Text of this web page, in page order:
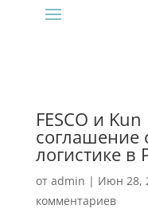
FESCO и
соглашение
логистике в
от admin | Июн 28,
комментариев